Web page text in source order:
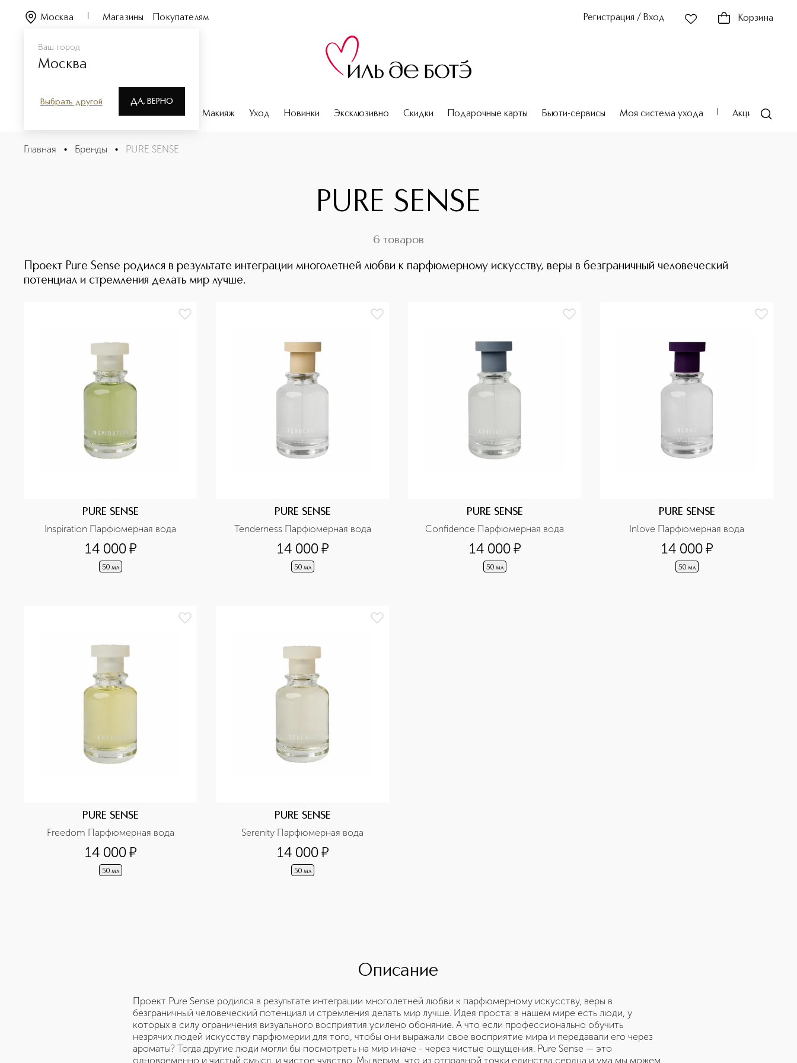
Ваш город
Москва
Выбрать другой ДА, ВЕРНО
Москва Магазины Покупателям Регистрация / Вход Корзина
Парфюмерия Макияж Уход Новинки Эксклюзивно Скидки Подарочные карты Бьюти-сервисы Моя система ухода Акции
PURE SENSE
Главная • Бренды • PURE SENSE
PURE SENSE
6 товаров
Проект Pure Sense родился в результате интеграции многолетней любви к парфюмерному искусству, веры в безграничный человеческий
потенциал и стремления делать мир лучше.
PURE SENSE
Inspiration Парфюмерная вода
14 000¤
50 мл
PURE SENSE
Tenderness Парфюмерная вода
14 000¤
50 мл
PURE SENSE
Confidence Парфюмерная вода
14 000¤
50 мл
PURE SENSE
Inlove Парфюмерная вода
14 000¤
50 мл
PURE SENSE
Freedom Парфюмерная вода
14 000¤
50 мл
PURE SENSE
Serenity Парфюмерная вода
14 000¤
50 мл
Описание
Проект Pure Sense родился в результате интеграции многолетней любви к парфюмерному искусству, веры в
безграничный человеческий потенциал и стремления делать мир лучше. Идея проста: в нашем мире есть люди, у
которых в силу ограничения визуального восприятия усилено обоняние. А что если профессионально обучить
незрячих людей искусству парфюмерии для того, чтобы они выражали свое восприятие мира и передавали его через
ароматы? Тогда другие люди могли бы посмотреть на мир иначе - через чистые ощущения. Pure Sense — это
одновременно и чистый смысл, и чистое чувство. Мы верим, что из отправной точки единства сердца и ума мы можем